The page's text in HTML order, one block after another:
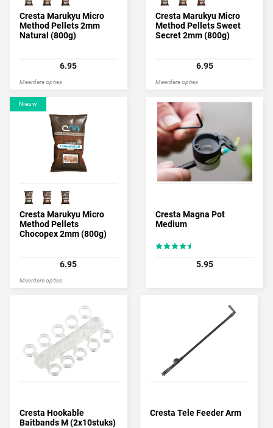
Cresta Marukyu Micro
Method Pellets 2mm
Natural (800g)
6.95
Meerdere opties
Cresta Marukyu Micro
Method Pellets Sweet
Secret 2mm (800g)
6.95
Meerdere opties
Nieuw
Cresta Marukyu Micro
Method Pellets
Chocopex 2mm (800g)
6.95
Meerdere opties
Cresta Magna Pot
Medium
5.95
Cresta Hookable
Baitbands M (2x10stuks)
Cresta Tele Feeder Arm